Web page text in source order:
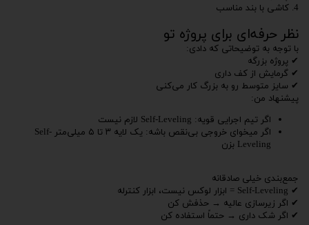
4. کاشی با بند مناسب
نظر حرفه‌ای برای پروژه تو
با توجه به توضیحاتی که دادی:
✔ پروژه بزرگه
✔ گرمایش از کف داری
✔ سایز متوسط رو به بزرگ کار می‌کنی
پیشنهاد من:
اگر تیم اجرایی قویه: Self-Leveling لازم نیست
اگر میخوای خروجی بی‌نقص باشه: یک لایه ۳ تا ۵ میلی‌متر Self-
Leveling بزن
جمع‌بندی خیلی صادقانه
✔ Self-Leveling = ابزار لوکس نیست، ابزار کنترله
✔ اگر زیرسازی عالیه → حذفش کن
✔ اگر شک داری → حتماً استفاده کن